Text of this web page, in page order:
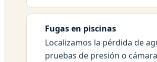
Fugas en piscinas
Localizamos la pérdida de
pruebas de presión o